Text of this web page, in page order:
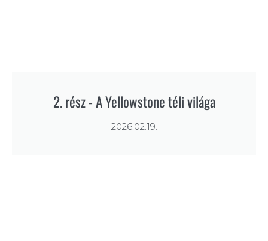
2. rész - A Yellowstone téli világa
2026.02.19.